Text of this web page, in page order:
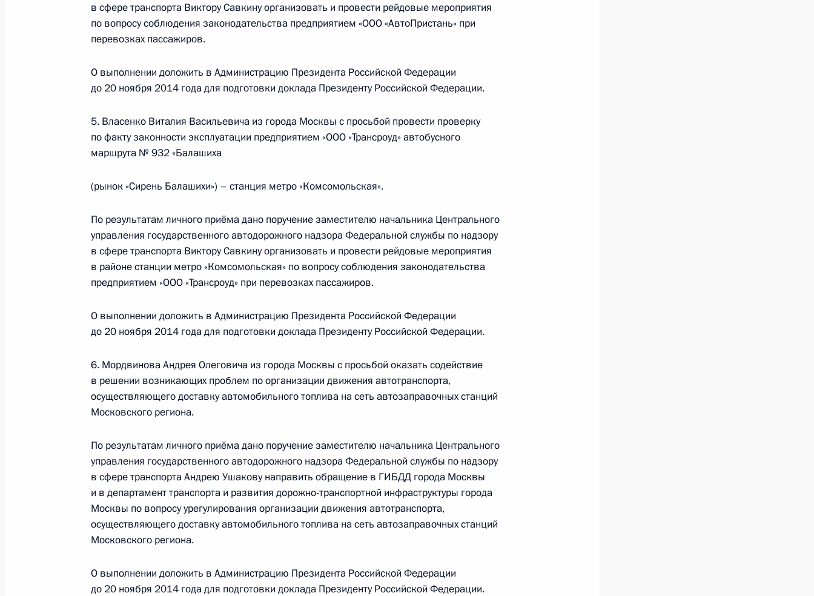
Продолжен контроль исполнения поручения, данного по итогам личного приёма
в режиме видео-конференц-связи жителя Самарской области, проведённого
по поручению Президента Российской Федерации первым заместителем
Громовым в Приёмной Президента Российской Федерации по приёму граждан
в Москве 21 ноября 2013 года
22 октября 2014 года, 15:09
конференц-связи жителя Челябинской области, проведённого по поручению
и информации Президента Российской Федерации Андреем Цыбулиным
в Приёмной Президента Российской Федерации по приёму граждан в Москве
5 июня 2014 года
22 октября 2014 года, 15:07
Исполнено поручение, данное по итогам личного приёма в режиме видео-
проведённого по поручению Президента Российской Федерации Руководителем
Администрации Президента Российской Федерации Сергеем Ивановым
в Приёмной Президента Российской Федерации по приёму граждан в Москве
22 августа 2013 года
Исполнено поручение, данное по итогам личного приёма в режиме видео-
конференц-связи жителя Удмуртской Республики, проведённого по поручению
Президента Российской Федерации начальником Управления Президента
Российской Федерации по обеспечению деятельности Государственного совета
Российской Федерации по приёму граждан в Москве 30 января 2013 года
22 октября 2014 года, 15:02
в сфере транспорта Виктору Савкину организовать и провести рейдовые мероприятия
по вопросу соблюдения законодательства предприятием «ООО «АвтоПристань» при
перевозках пассажиров.
О выполнении доложить в Администрацию Президента Российской Федерации
до 20 ноября 2014 года для подготовки доклада Президенту Российской Федерации.
5. Власенко Виталия Васильевича из города Москвы с просьбой провести проверку
по факту законности эксплуатации предприятием «ООО «Трансроуд» автобусного
маршрута № 932 «Балашиха
(рынок «Сирень Балашихи») – станция метро «Комсомольская».
По результатам личного приёма дано поручение заместителю начальника Центрального
управления государственного автодорожного надзора Федеральной службы по надзору
в сфере транспорта Виктору Савкину организовать и провести рейдовые мероприятия
в районе станции метро «Комсомольская» по вопросу соблюдения законодательства
предприятием «ООО «Трансроуд» при перевозках пассажиров.
О выполнении доложить в Администрацию Президента Российской Федерации
до 20 ноября 2014 года для подготовки доклада Президенту Российской Федерации.
6. Мордвинова Андрея Олеговича из города Москвы с просьбой оказать содействие
в решении возникающих проблем по организации движения автотранспорта,
осуществляющего доставку автомобильного топлива на сеть автозаправочных станций
Московского региона.
По результатам личного приёма дано поручение заместителю начальника Центрального
управления государственного автодорожного надзора Федеральной службы по надзору
в сфере транспорта Андрею Ушакову направить обращение в ГИБДД города Москвы
и в департамент транспорта и развития дорожно-транспортной инфраструктуры города
Москвы по вопросу урегулирования организации движения автотранспорта,
осуществляющего доставку автомобильного топлива на сеть автозаправочных станций
Московского региона.
О выполнении доложить в Администрацию Президента Российской Федерации
до 20 ноября 2014 года для подготовки доклада Президенту Российской Федерации.